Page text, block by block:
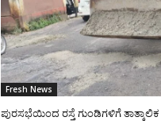
Fresh News
ಪುರಸಭೆಯಿಂದ ರಸ್ತೆ ಗುಂಡಿಗಳಿಗೆ ತಾತ್ಕಾಲಿಕ